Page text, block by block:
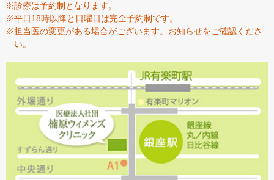
※診療は予約制となります。
※平日18時以降と日曜日は完全予約制です。
※担当医の変更がある場合がございます。お知らせをご確認くださ
い。